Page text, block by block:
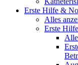
Erste Hilfe &
Alles
Erste